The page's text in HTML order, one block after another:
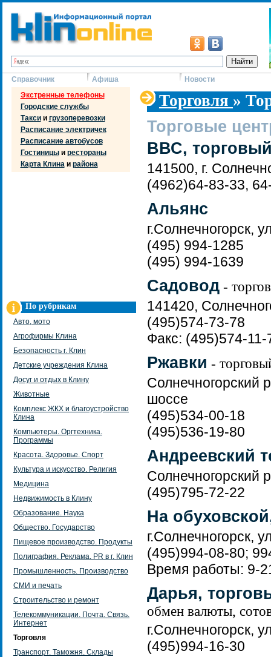
Справочник Афиша
Новости
Экстренные телефоны
Городские службы
Таксии грузоперевозки
Расписание электричек
Расписание автобусов
Гостиницыи рестораны
Карта Клинаи района
По рубрикам
Авто, мото
Агрофирмы Клина
Безопасность г. Клин
Детские учреждения Клина
Досуг и отдых в Клину
Животные
Комплекс ЖКХ и благоустройство
Клина
Компьютеры. Оргтехника.
Программы
Красота. Здоровье. Спорт
Культура и искусство. Религия
Медицина
Недвижимость в Клину
Образование. Наука
Общество. Государство
Пищевое производство. Продукты
Полиграфия. Реклама. PR в г. Клин
Промышленность. Производство
СМИ и печать
Строительство и ремонт
Телекоммуникации. Почта. Связь.
Интернет
Торговля
Транспорт. Таможня. Склады
Торговля »
Торговые
ВВС,
141500, г.
(4962)64-83-33,
Альянс
г.Солнечногорск,
(495) 994-1285
(495) 994-1639
Садовод -
141420,
(495)574-73-78
Факс: (495)574-11-
Ржавки -
Солнечногорский
шоссе
(495)534-00-18
(495)536-19-80
Андреевский
Солнечногорский
(495)795-72-22
На
г.Солнечногорск,
(495)994-08-80;
Время работы: 9-
Дарья,
обмен валюты,
г.Солнечногорск,
(495)994-16-30